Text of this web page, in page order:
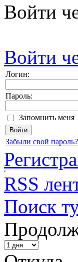
Войти
Войти
Логин:
Пароль:
Запомнить меня
Забыли свой пароль?
RSS
Поиск